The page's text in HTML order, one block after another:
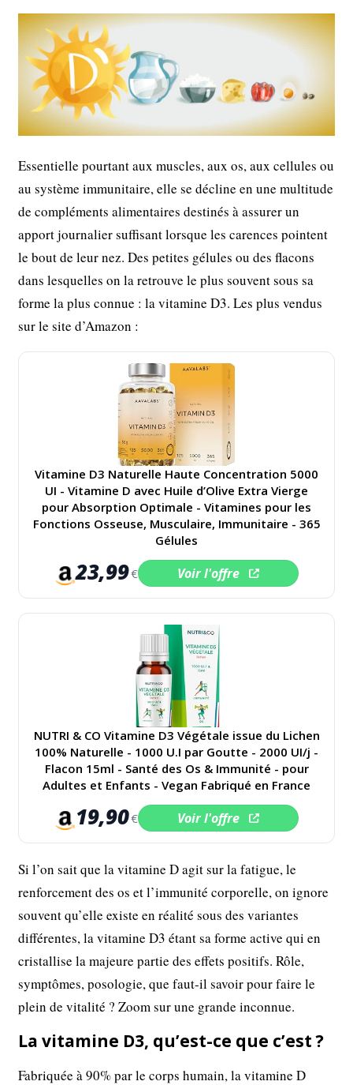
Essentielle pourtant aux muscles, aux os, aux cellules ou
au système immunitaire, elle se décline en une multitude
de compléments alimentaires destinés à assurer un
apport journalier suffisant lorsque les carences pointent
le bout de leur nez. Des petites gélules ou des flacons
dans lesquelles on la retrouve le plus souvent sous sa
forme la plus connue : la vitamine D3. Les plus vendus
sur le site d’Amazon :
Vitamine D3 Naturelle Haute Concentration 5000
UI - Vitamine D avec Huile d’Olive Extra Vierge
pour Absorption Optimale - Vitamines pour les
Fonctions Osseuse, Musculaire, Immunitaire - 365
Gélules
23,99€ Voir l'offre
NUTRI & CO Vitamine D3 Végétale issue du Lichen
100% Naturelle - 1000 U.I par Goutte - 2000 UI/j -
Flacon 15ml - Santé des Os & Immunité - pour
Adultes et Enfants - Vegan Fabriqué en France
19,90€ Voir l'offre
Si l’on sait que la vitamine D agit sur la fatigue, le
renforcement des os et l’immunité corporelle, on ignore
souvent qu’elle existe en réalité sous des variantes
différentes, la vitamine D3 étant sa forme active qui en
cristallise la majeure partie des effets positifs. Rôle,
symptômes, posologie, que faut-il savoir pour faire le
plein de vitalité ? Zoom sur une grande inconnue.
La vitamine D3, qu’est-ce que c’est ?
Fabriquée à 90% par le corps humain, la vitamine D